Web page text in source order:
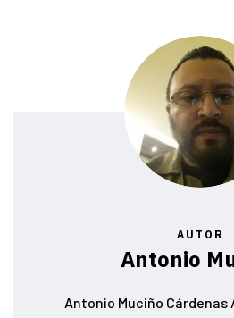
AUTOR
Antonio
Antonio Muciño Cárdenas